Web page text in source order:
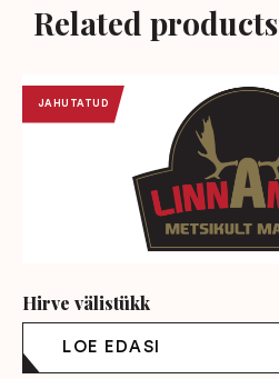
Related products
JAHUTATUD
Hirve välistükk